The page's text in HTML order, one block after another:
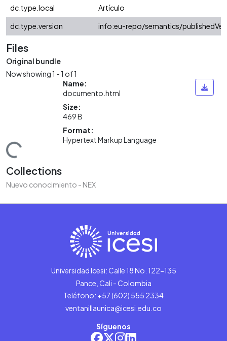
dc.type.local
Artículo
dc.type.version
info:eu-repo/semantics/
Files
Original bundle
Now showing1 - 1 of 1
Loading...
Name:
documento.html
Size:
469 B
Format:
Hypertext Markup Language
Collections
Nuevo conocimiento - NEX
Universidad Icesi: Calle 18 No. 122-135
Pance, Cali - Colombia
Teléfono: +57 (602) 555 2334
ventanillaunica@icesi.edu.co
Síguenos